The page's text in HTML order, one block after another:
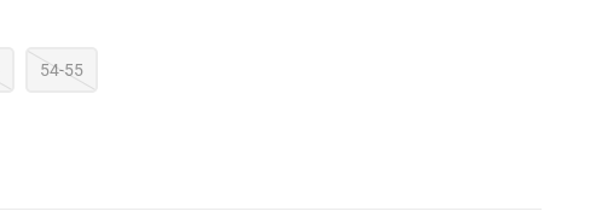
54-55